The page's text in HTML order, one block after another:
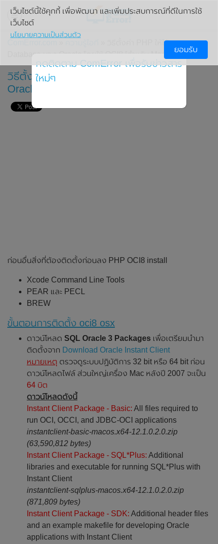
» วิธีตั้งค่า PHP ให้ใช้งาน
Database ของ Oracle โดยใช้ OCI8 [สำหรับ Mac OSX]
วิธีตั้งค่า PHP ให้ใช้งาน Database ของ
Oracle โดยใช้ OCI8 [สำหรับ Mac OSX]
ก่อนอื่นสิ่งที่ต้องติดตั้งก่อนลง PHP OCI8 install
Xcode Command Line Tools
PEAR และ PECL
BREW
ขั้นตอนการติดตั้ง oci8 osx
ดาวน์โหลด SQL Oracle 3 Packages เพื่อเตรียมนำมา
ติดตั้งจาก Download Oracle Instant Client
หมายเหตุ ตรวจดูระบบปฏิบัติการ 32 bit หรือ 64 bit ก่อน
ดาวน์โหลดไฟล์ ส่วนใหญ่เครื่อง Mac หลังปี 2007 จะเป็น
64 บิต
ดาวน์โหลดดังนี้
Instant Client Package - Basic: All files required to
run OCI, OCCI, and JDBC-OCI applications
instantclient-basic-macos.x64-12.1.0.2.0.zip
(63,590,812 bytes)
Instant Client Package - SQL*Plus: Additional
libraries and executable for running SQL*Plus with
Instant Client
instantclient-sqlplus-macos.x64-12.1.0.2.0.zip
(871,809 bytes)
Instant Client Package - SDK: Additional header files
and an example makefile for developing Oracle
applications with Instant Client
เว็บไซต์นี้ใช้คุกกี้ เพื่อพัฒนา และเพิ่มประสบการณ์ที่ดีในการใช้
เว็บไซต์
นโยบายความเป็นส่วนตัว
ยอมรับ
กดติดตาม ComError เพื่อรับข่าวสาร
ใหม่ๆ